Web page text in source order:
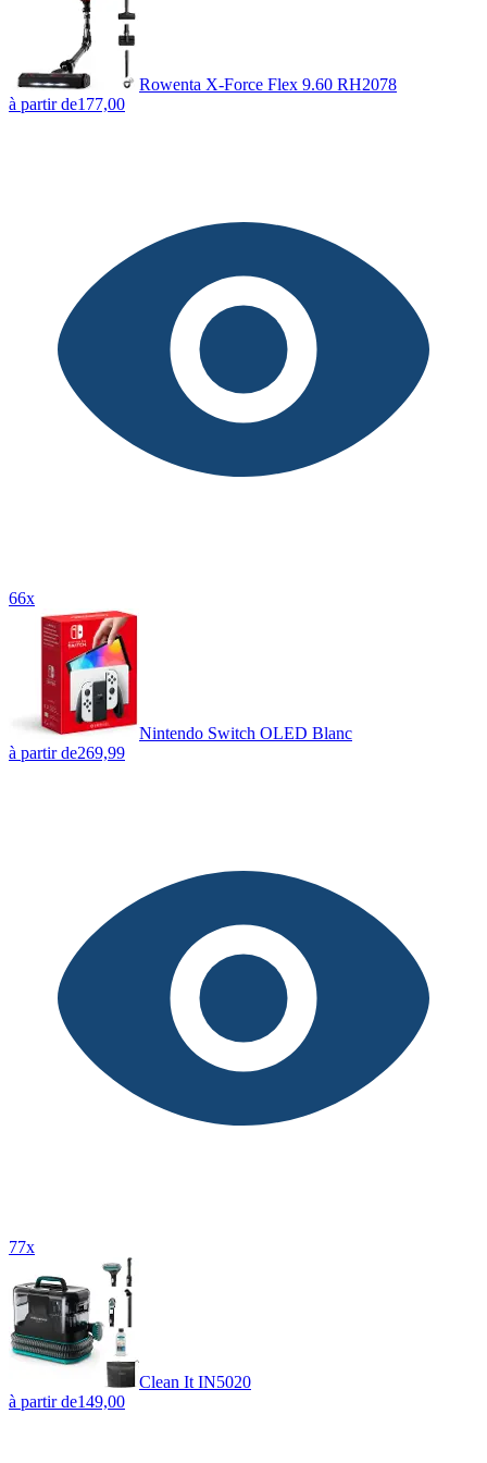
Rowenta X-Force Flex 9.60 RH2078
à partir de177,00
66x
Nintendo Switch OLED Blanc
à partir de269,99
77x
Clean It IN5020
à partir de149,00